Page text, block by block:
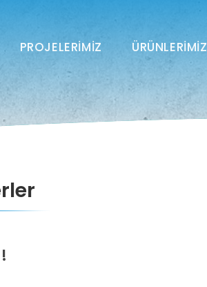
PROJELERIMIZ ÜRÜNLERIMIZ